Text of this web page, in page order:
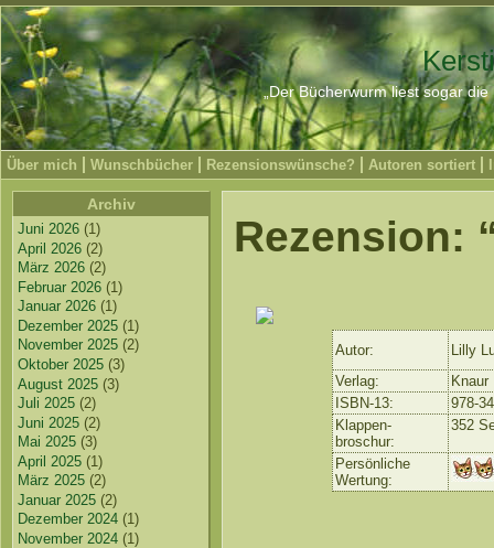
„Der Bücherwurm liest sogar
Über mich Wunschbücher Rezensionswünsche? Autoren sortiert
Archiv
Juni 2026 (1)
April 2026 (2)
März 2026 (2)
Februar 2026 (1)
Januar 2026 (1)
Dezember 2025 (1)
November 2025 (2)
Oktober 2025 (3)
August 2025 (3)
Juli 2025 (2)
Juni 2025 (2)
Mai 2025 (3)
April 2025 (1)
März 2025 (2)
Januar 2025 (2)
Dezember 2024 (1)
November 2024 (1)
Rezension:
Autor:
Lilly
Verlag:
Knaur
ISBN-13:
978-
Klappen-
broschur:
352
Persönliche
Wertung: